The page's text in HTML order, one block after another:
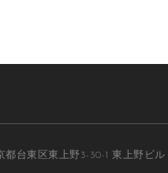
都台東区東上野3-30-1 東上野ビル